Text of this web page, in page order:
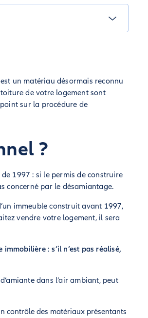
un matériau désormais reconnu
de votre logement sont
sur la procédure de
?
1997 : si le permis de construire
concerné par le désamiantage.
immeuble construit avant 1997,
vendre votre logement, il sera
: s’il n’est pas réalisé,
dans l’air ambiant, peut
contrôle des matériaux présentants